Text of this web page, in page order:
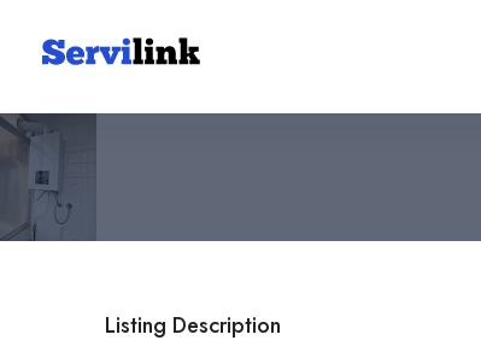
Fontanero Urgente
Listing Description